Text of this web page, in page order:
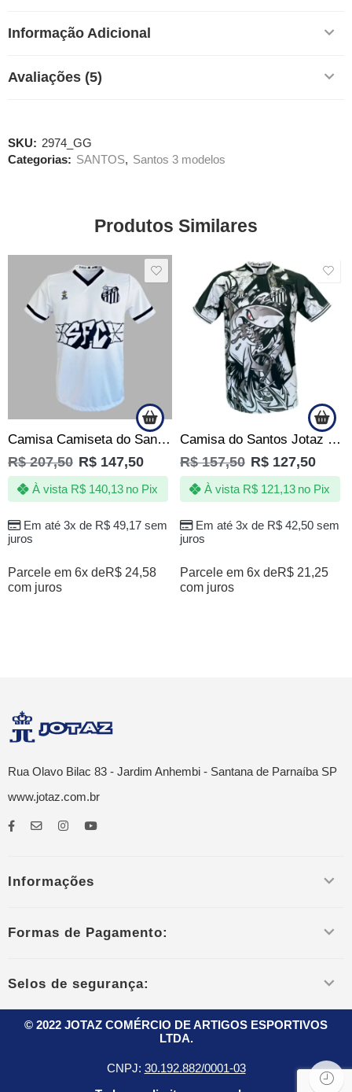
Informação Adicional
Avaliações (5)
SKU: 2974_GG
Categorias: SANTOS, Santos 3 modelos
Produtos Similares
Camisa Camiseta do Santos – O Revide – Produto Oficial
R$207,50 R$ 147,50
Em até 3x de R$49,17sem
juros
À vista R$140,13 no Pix
Parcele em 6x deR$ 24,58
com juros
Camisa do Santos Jotaz Orgulho que nem todos pode ter – Masculina
R$157,50 R$ 127,50
Em até 3x de R$42,50sem
juros
À vista R$121,13 no Pix
Parcele em 6x deR$ 21,25
com juros
Rua Olavo Bilac 83 - Jardim Anhembi - Santana de Parnaíba SP
www.jotaz.com.br
Informações
Formas de Pagamento:
Selos de segurança:
© 2022 JOTAZ COMÉRCIO DE ARTIGOS ESPORTIVOS
LTDA.
CNPJ: 30.192.882/0001-03